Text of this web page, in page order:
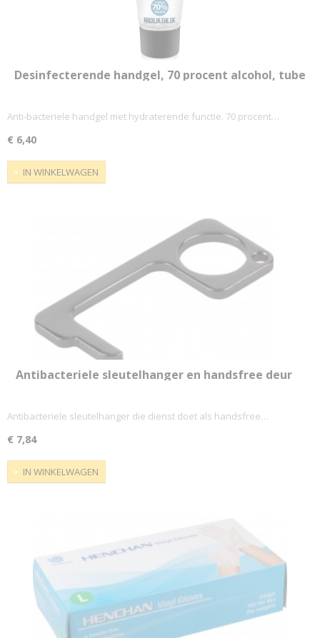
Desinfecterende handgel, 70 procent alcohol, tube
Anti-bacteriele handgel met hydraterende functie. 70 procent…
€ 6,40
IN WINKELWAGEN
Antibacteriele sleutelhanger en handsfree deur
Antibacteriele sleutelhanger die dienst doet als handsfree…
€ 7,84
IN WINKELWAGEN